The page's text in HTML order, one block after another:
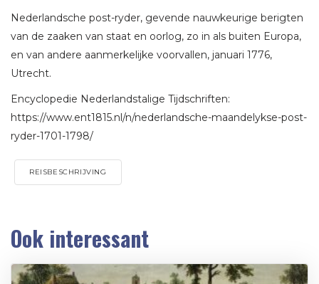
Nederlandsche post-ryder, gevende nauwkeurige berigten
van de zaaken van staat en oorlog, zo in als buiten Europa,
en van andere aanmerkelijke voorvallen, januari 1776,
Utrecht.
Encyclopedie Nederlandstalige Tijdschriften:
https://www.ent1815.nl/n/nederlandsche-maandelykse-post-
ryder-1701-1798/
REISBESCHRIJVING
Ook interessant